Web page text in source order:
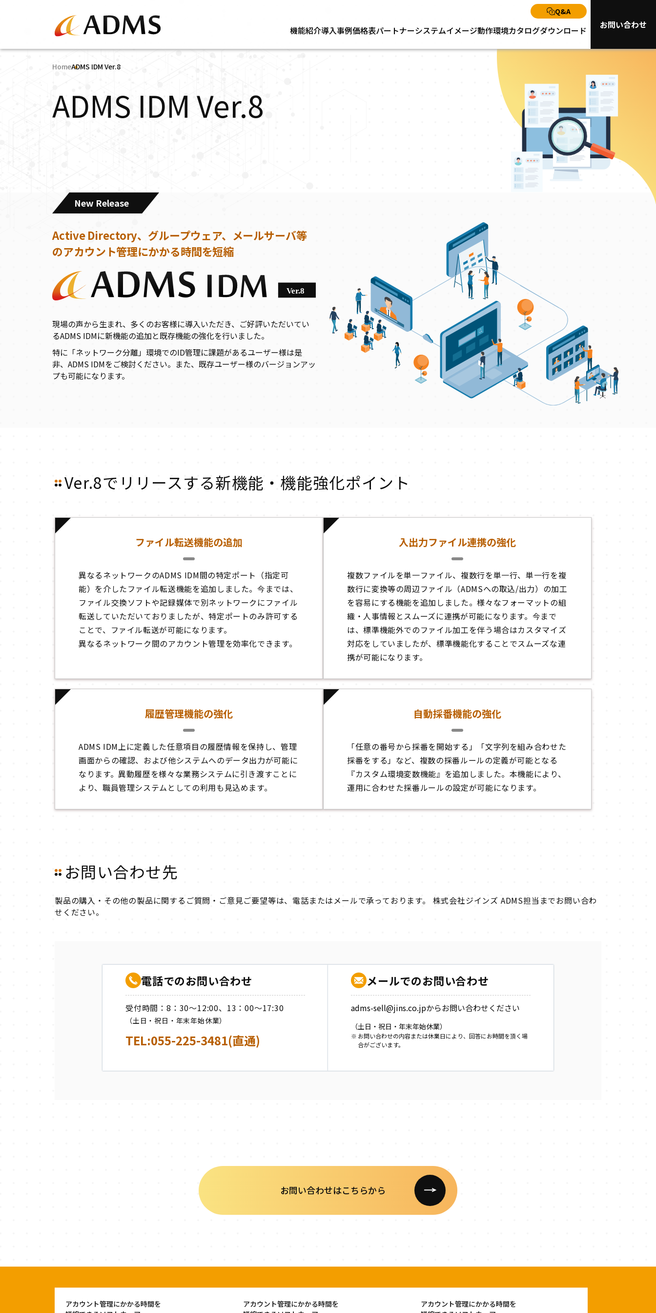
Q&A
機能紹介導入事例価格表パートナーシステムイメージ動作環境カタログダウンロード お問い合わせ
HomeADMS IDM Ver.8
ADMS IDM Ver.8
New Release
Active Directory、グループウェア、 メールサーバ等
のアカウント管理にかかる時間を短縮
現場の声から生まれ、多くのお客様に導入いただき、ご好評いただいてい
るADMS IDMに新機能の追加と既存機能の強化を行いました。
特に「ネットワーク分離」環境でのID管理に課題があるユーザー様は是
非、ADMS IDMをご検討ください。また、既存ユーザー様のバージョンアッ
プも可能になります。
Ver.8でリリースする新機能・機能強化ポイント
ファイル転送機能の追加
異なるネットワークのADMS IDM間の特定ポート（指定可
能）を介したファイル転送機能を追加しました。今までは、
ファイル交換ソフトや記録媒体で別ネットワークにファイル
転送していただいておりましたが、特定ポートのみ許可する
ことで、ファイル転送が可能になります。
異なるネットワーク間のアカウント管理を効率化できます。
入出力ファイル連携の強化
複数ファイルを単一ファイル、複数行を単一行、単一行を複
数行に変換等の周辺ファイル（ADMSへの取込/出力）の加工
を容易にする機能を追加しました。様々なフォーマットの組
織・人事情報とスムーズに連携が可能になります。今まで
は、標準機能外でのファイル加工を伴う場合はカスタマイズ
対応をしていましたが、標準機能化することでスムーズな連
携が可能になります。
履歴管理機能の強化
ADMS IDM上に定義した任意項目の履歴情報を保持し、管理
画面からの確認、および他システムへのデータ出力が可能に
なります。異動履歴を様々な業務システムに引き渡すことに
より、職員管理システムとしての利用も見込めます。
自動採番機能の強化
「任意の番号から採番を開始する」「文字列を組み合わせた
採番をする」など、複数の採番ルールの定義が可能となる
『カスタム環境変数機能』を追加しました。本機能により、
運用に合わせた採番ルールの設定が可能になります。
お問い合わせ先
製品の購入・その他の製品に関するご質問・ご意見ご要望等は、電話またはメールで承っております。 株式会社ジインズ ADMS担当までお問い合わ
せください。
電話でのお問い合わせ
受付時間：8：30～12:00、13：00～17:30
（土日・祝日・年末年始休業）
TEL:055-225-3481(直通)
メールでのお問い合わせ
adms-sell@jins.co.jpからお問い合わせください
（土日・祝日・年末年始休業）
お問い合わせの内容または休業日により、回答にお時間を頂く場
合がございます。
お問い合わせはこちらから
アカウント管理にかかる時間を
アカウント管理にかかる時間を
アカウント管理にかかる時間を